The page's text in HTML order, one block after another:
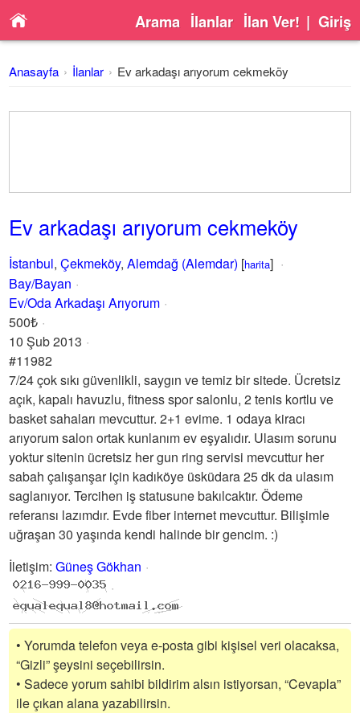
Arama İlanlar İlan Ver! | Giriş
Anasayfa İlanlar Ev arkadaşı arıyorum cekmeköy
Ev arkadaşı arıyorum cekmeköy
İstanbul,Çekmeköy,Alemdağ (Alemdar) [harita]
Bay/Bayan
Ev/Oda Arkadaşı Arıyorum
500₺
10 Şub 2013
#11982
7/24 çok sıkı güvenlikli, saygın ve temiz bir sitede. Ücretsiz
açık, kapalı havuzlu, fitness spor salonlu, 2 tenis kortlu ve
basket sahaları mevcuttur. 2+1 evime. 1 odaya kiracı
arıyorum salon ortak kunlanım ev eşyalıdır. Ulasım sorunu
yoktur sitenin ücretsiz her gun ring servisi mevcuttur her
sabah çalışanşar için kadıköye üsküdara 25 dk da ulasım
saglanıyor. Tercihen iş statusune bakılcaktır. Ödeme
referansı lazımdır. Evde fiber internet mevcuttur. Bilişimle
uğraşan 30 yaşında kendi halinde bir gencim. :)
İletişim:Güneş Gökhan
• Yorumda telefon veya e-posta gibi kişisel veri olacaksa,
“Gizli” şeysini seçebilirsin.
• Sadece yorum sahibi bildirim alsın istiyorsan, “Cevapla”
ile çıkan alana yazabilirsin.